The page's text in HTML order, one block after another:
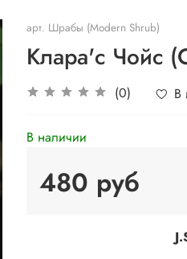
арт. Шрабы (Modern Shrub)
Клара'c Чойс
(0) В
В наличии
480 руб